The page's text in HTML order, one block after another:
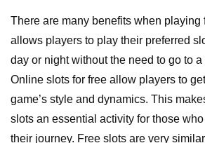
There are many benefits when playing
allows players to play their preferred
day or night without the need to go to
Online slots for free allow players to
game’s style and dynamics. This
slots an essential activity for those
their journey. Free slots are very